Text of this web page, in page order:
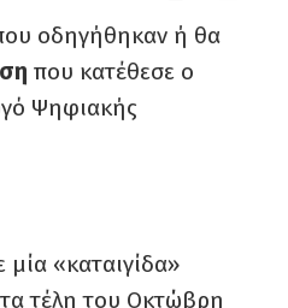
οδηγήθηκαν ή θα
που κατέθεσε ο
Ψηφιακής
«καταιγίδα»
τα τέλη του Οκτώβρη